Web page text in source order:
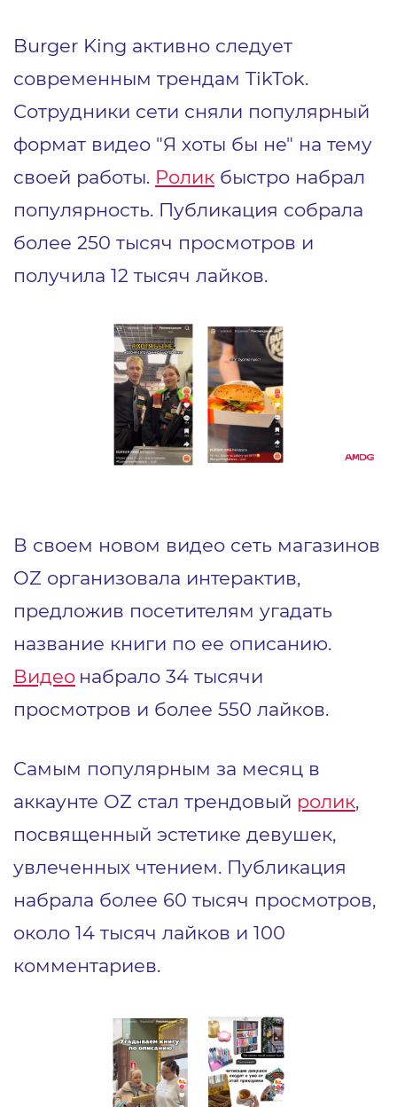
Burger King активно следует
современным трендам TikTok.
Сотрудники сети сняли популярный
формат видео "Я хоты бы не" на тему
своей работы. Ролик быстро набрал
популярность. Публикация собрала
более 250 тысяч просмотров и
получила 12 тысяч лайков.
В своем новом видео сеть магазинов
OZ организовала интерактив,
предложив посетителям угадать
название книги по ее описанию.
Видео набрало 34 тысячи
просмотров и более 550 лайков.
Самым популярным за месяц в
аккаунте OZ стал трендовый ролик,
посвященный эстетике девушек,
увлеченных чтением. Публикация
набрала более 60 тысяч просмотров,
около 14 тысяч лайков и 100
комментариев.